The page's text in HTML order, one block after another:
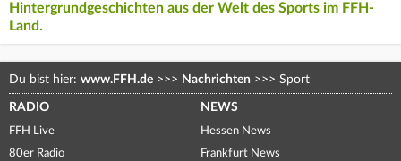
Hintergrundgeschichten aus der Welt des Sports im FFH-
Land.
Du bist hier: www.FFH.de >>> Nachrichten >>> Sport
RADIO
FFH Live
80er Radio
NEWS
Hessen News
Frankfurt News